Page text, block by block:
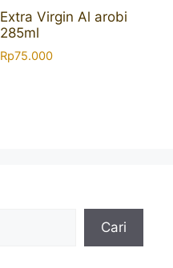
Extra Virgin Al arobi
285ml
Rp75.000
Cari